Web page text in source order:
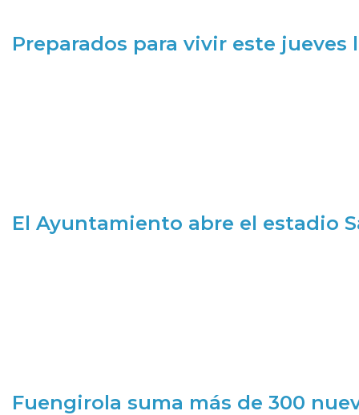
Preparados para vivir este jueves
El Ayuntamiento abre el estadio
Fuengirola suma más de 300